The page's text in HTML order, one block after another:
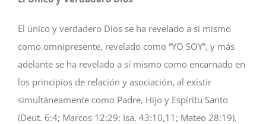
El único y verdadero Dios se ha revelado a sí mismo
como omnipresente, revelado como “YO SOY”, y más
adelante se ha revelado a sí mismo como encarnado en
los principios de relación y asociación, al existir
simultáneamente como Padre, Hijo y Espíritu Santo
(Deut. 6:4; Marcos 12:29; Isa. 43:10,11; Mateo 28:19).